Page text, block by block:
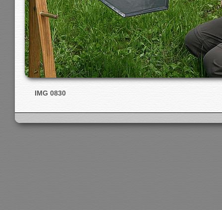
IMG 0830